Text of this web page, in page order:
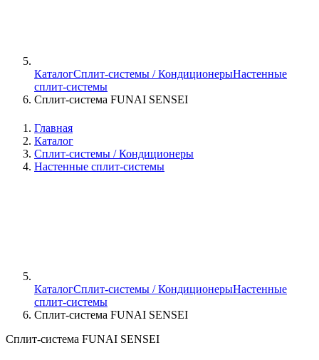
КаталогСплит-системы / КондиционерыНастенные
сплит-системы
Сплит-система FUNAI SENSEI
Главная
Каталог
Сплит-системы / Кондиционеры
Настенные сплит-системы
КаталогСплит-системы / КондиционерыНастенные
сплит-системы
Сплит-система FUNAI SENSEI
Сплит-система FUNAI SENSEI